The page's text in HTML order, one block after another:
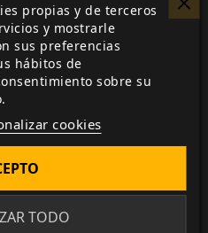
Gratuita.
propias y de terceros
y mostrarle
sus preferencias
hábitos de
sobre su
cookies
TODO